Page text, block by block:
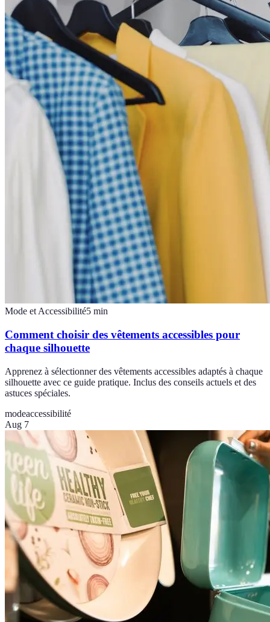
Mode et Accessibilité5 min
Comment choisir des vêtements accessibles pour
chaque silhouette
Apprenez à sélectionner des vêtements accessibles adaptés à chaque
silhouette avec ce guide pratique. Inclus des conseils actuels et des
astuces spéciales.
modeaccessibilité
Aug 7